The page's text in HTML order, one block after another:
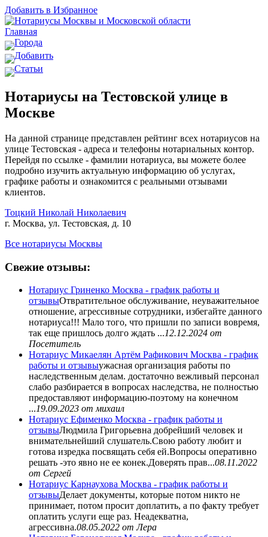
Добавить в Избранное
Главная
Города
Добавить
Статьи
Нотариусы на Тестовской улице в
Москве
На данной странице представлен рейтинг всех нотариусов на
улице Тестовская - адреса и телефоны нотариальных контор.
Перейдя по ссылке - фамилии нотариуса, вы можете более
подробно изучить актуальную информацию об услугах,
графике работы и ознакомится с реальными отзывами
клиентов.
Тоцкий Николай Николаевич
г. Москва, ул. Тестовская, д. 10
Все нотариусы Москвы
Свежие отзывы:
Нотариус Гриненко Москва - график работы и
отзывыОтвратительное обслуживание, неуважительное
отношение, агрессивные сотрудники, избегайте данного
нотариуса!!! Мало того, что пришли по записи вовремя,
так еще пришлось долго ждать ...12.12.2024 от
Посетитель
Нотариус Микаелян Артём Рафикович Москва - график
работы и отзывыужасная организация работы по
наследственным делам. достаточно вежливый персонал
слабо разбирается в вопросах наследства, не полностью
предоставляют информацию-поэтому на конечном
...19.09.2023 от михаил
Нотариус Ефименко Москва - график работы и
отзывыЛюдмила Григорьевна добрейший человек и
внимательнейший слушатель.Свою работу любит и
готова изредка посвящать себя ей.Вопросы оперативно
решать -это явно не ее конек.Доверять прав...08.11.2022
от Сергей
Нотариус Карнаухова Москва - график работы и
отзывыДелает документы, которые потом никто не
принимает, потом просит доплатить, а по факту требует
оплатить услуги еще раз. Неадекватна,
агрессивна.08.05.2022 от Лера